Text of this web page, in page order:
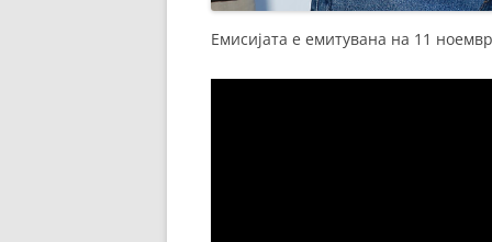
Емисијата е емитувана на 11